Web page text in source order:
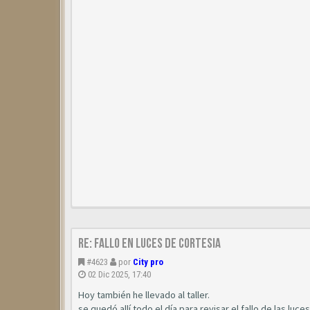
Re: Fallo en luces de cortesia
#4623 por City pro
02 Dic 2025, 17:40
Hoy también he llevado al taller.